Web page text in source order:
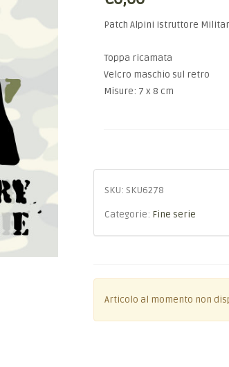
Patch Alpini Istruttore
Toppa ricamata
Velcro maschio sul retro
Misure: 7 x 8 cm
SKU: SKU6278
Categorie: Fine serie
Articolo al momento non